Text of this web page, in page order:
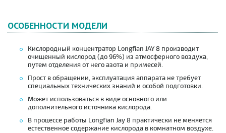
ОСОБЕННОСТИ МОДЕЛИ
Кислородный концентратор Longfian JAY 8 производит
очищенный кислород (до 96%) из атмосферного воздуха,
путем отделения от него азота и примесей.
Прост в обращении, эксплуатация аппарата не требует
специальных технических знаний и особой подготовки.
Может использоваться в виде основного или
дополнительного источника кислорода.
В процессе работы Longfian Jay 8 практически не меняется
естественное содержание кислорода в комнатном воздухе.